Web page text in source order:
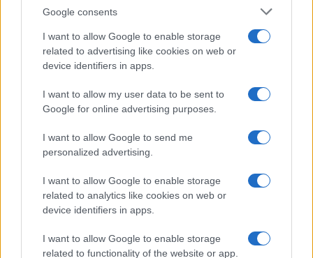
Google consents
I want to allow Google to enable storage
related to advertising like cookies on web or
device identifiers in apps.
I want to allow my user data to be sent to
Google for online advertising purposes.
I want to allow Google to send me
personalized advertising.
I want to allow Google to enable storage
related to analytics like cookies on web or
device identifiers in apps.
I want to allow Google to enable storage
related to functionality of the website or app.
14.11.16. 08:22
pobijediti, imaju veću moć nego novac